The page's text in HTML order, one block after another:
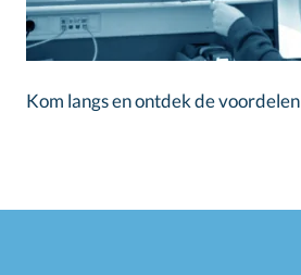
Kom langs en ontdek de voordelen